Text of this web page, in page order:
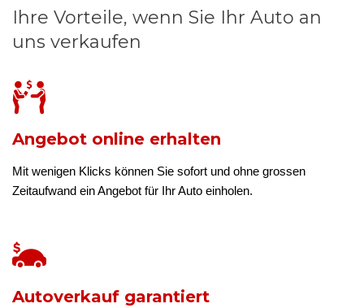
Ihre Vorteile, wenn Sie Ihr Auto an
uns verkaufen
Angebot online erhalten
Mit wenigen Klicks können Sie sofort und ohne grossen
Zeitaufwand ein Angebot für Ihr Auto einholen.
Autoverkauf garantiert